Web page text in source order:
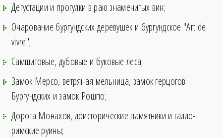
Дегустации и прогулки в раю знаменитых вин;
Очарование бургундских деревушек и бургундское "Art de
vivre";
Самшитовые, дубовые и буковые леса;
Замок Мерсо, ветряная мельница, замок герцогов
Бургундских и замок Рошпо;
Дорога Монахов, доисторические памятники и галло-
римские руины;